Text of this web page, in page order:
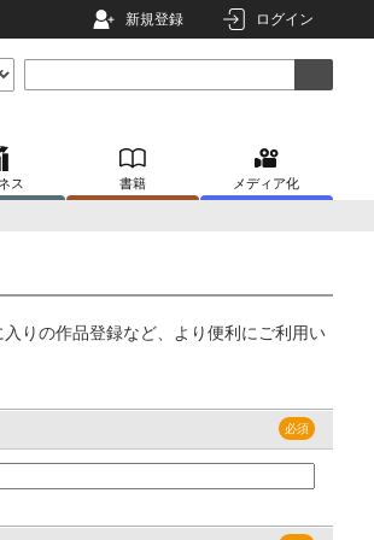
新規登録 ログイン
ス 書籍 メディア化
りの作品登録など、より便利にご利用い